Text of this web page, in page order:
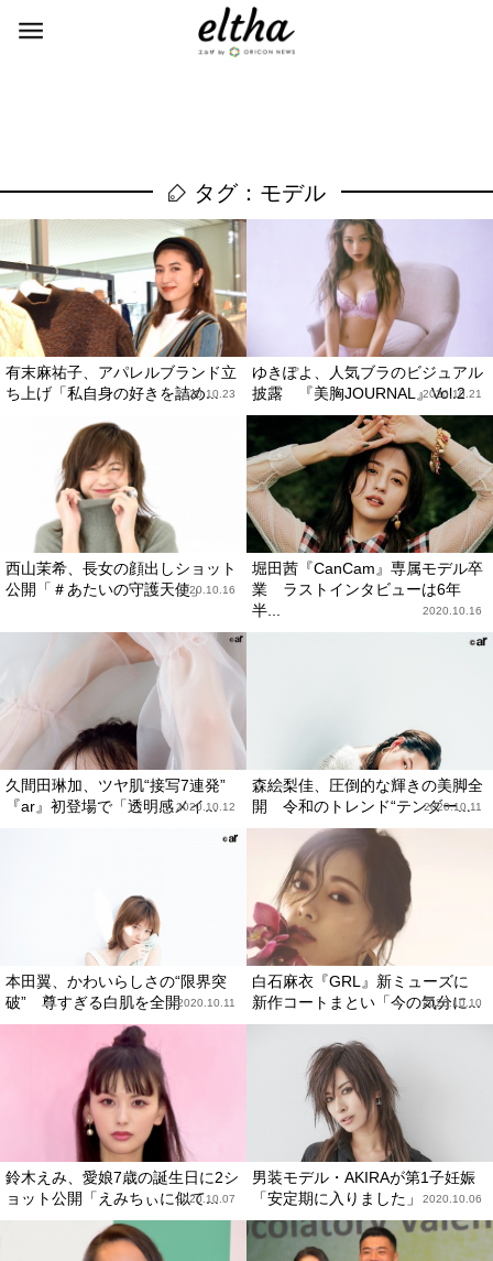
タグ：モデル
有末麻祐子、アパレルブランド立
ち上げ「私自身の好きを詰め...
2020.10.23
ゆきぽよ、人気ブラのビジュアル
披露 『美胸JOURNAL』Vol.2
2020.10.21
西山茉希、長女の顔出しショット
公開「＃あたいの守護天使」2020.10.16
堀田茜『CanCam』専属モデル卒
業 ラストインタビューは6年
半...
2020.10.16
久間田琳加、ツヤ肌“接写7連発”
『ar』初登場で「透明感メイ...
2020.10.12
森絵梨佳、圧倒的な輝きの美脚全
開 令和のトレンド“テンダー...
2020.10.11
本田翼、かわいらしさの“限界突
破” 尊すぎる白肌を全開2020.10.11
白石麻衣『GRL』新ミューズに
新作コートまとい「今の気分に...
2020.10.10
鈴木えみ、愛娘7歳の誕生日に2シ
ョット公開「えみちぃに似て...
2020.10.07
男装モデル・AKIRAが第1子妊娠
「安定期に入りました」
2020.10.06